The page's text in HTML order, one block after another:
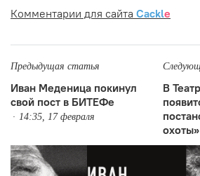
Комментарии для сайта Cackle
Предыдущая статья
Иван Меденица покинул
свой пост в БИТЕФе
14:35, 17 февраля
В
охоты»